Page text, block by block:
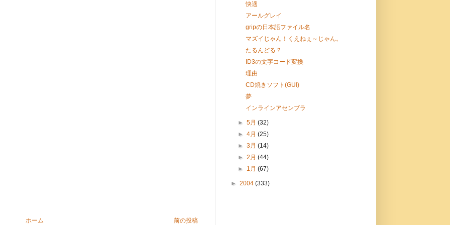
前の投稿
ホーム
快適
アールグレイ
gripの日本語ファイル名
マズイじゃん！くえねぇ～じゃん。
たるんどる？
ID3の文字コード変換
理由
CD焼きソフト(GUI)
夢
インラインアセンブラ
►5月(32)
►4月(25)
►3月(14)
►2月(44)
► 1月(67)
► 2004 (333)